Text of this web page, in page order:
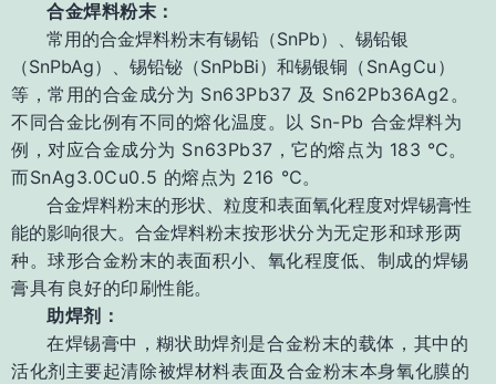
合金焊料粉末：
常用的合金焊料粉末有锡铅（SnPb）、锡铅银
（SnPbAg）、锡铅铋（SnPbBi）和锡银铜 （SnAgCu）
等，常用的合金成分为 Sn63Pb37 及 Sn62Pb36Ag2。
不同合金比例有不同的熔化温度。 以 Sn-Pb 合金焊料为
例，对应合金成分为 Sn63Pb37，它的熔点为 183 ℃。
而SnAg3.0Cu0.5 的熔点为 216 ℃。
合金焊料粉末的形状、粒度和表面氧化程度对焊锡膏性
能的影响很大。合金焊料粉末按形状分为无定形和球形两
种。球形合金粉末的表面积小、氧化程度低、制成的焊锡
膏具有良好的印刷性能。
助焊剂：
在焊锡膏中，糊状助焊剂是合金粉末的载体，其中的
活化剂主要起清除被焊材料表面及合金粉末本身氧化膜的